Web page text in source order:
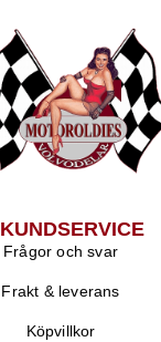
KUNDSERVICE
Frågor och svar
Frakt & leverans
Köpvillkor